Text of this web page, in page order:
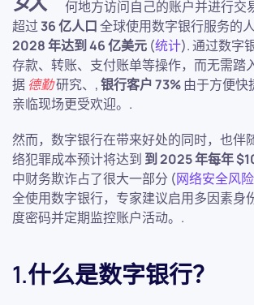
何地方访问自己的账户并进行交
超过36 亿人口全球使用数字银行服务的
2028 年达到 46 亿美元 (统计). 通过数字
存款、转账、支付账单等操作，而无需踏
据 德勤研究、,银行客户 73%由于方便快
亲临现场更受欢迎。.
然而，数字银行在带来好处的同时，也伴
络犯罪成本预计将达到 到 2025 年每年
中财务欺诈占了很大一部分 (网络安全风
全使用数字银行，专家建议启用多因素身
度密码并定期监控账户活动。.
1.什么是数字银行？